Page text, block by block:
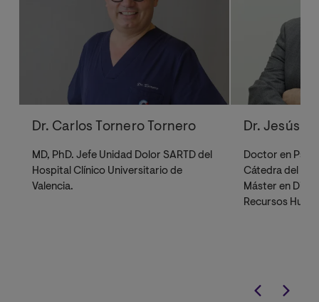
Dr. Carlos Tornero Tornero
MD, PhD. Jefe Unidad Dolor SARTD del
Hospital Clínico Universitario de
Valencia.
Dr. Jesús
Doctor en
Cátedra del
Máster en
Recursos